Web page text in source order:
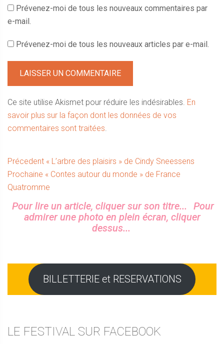
Prévenez-moi de tous les nouveaux commentaires par
e-mail.
Prévenez-moi de tous les nouveaux articles par e-mail.
Ce site utilise Akismet pour réduire les indésirables. En
savoir plus sur la façon dont les données de vos
commentaires sont traitées.
Navigation
de
l’article
Précedent Article
précédent :
« L’arbre des plaisirs » de Cindy Sneessens
Prochaine Article
suivant :
« Contes autour du monde » de France
Quatromme
Sidebar
Pour lire un article, cliquer sur son titre...
Pour
admirer une photo en plein écran, cliquer
dessus...
BILLETTERIE et RESERVATIONS
LE FESTIVAL SUR FACEBOOK